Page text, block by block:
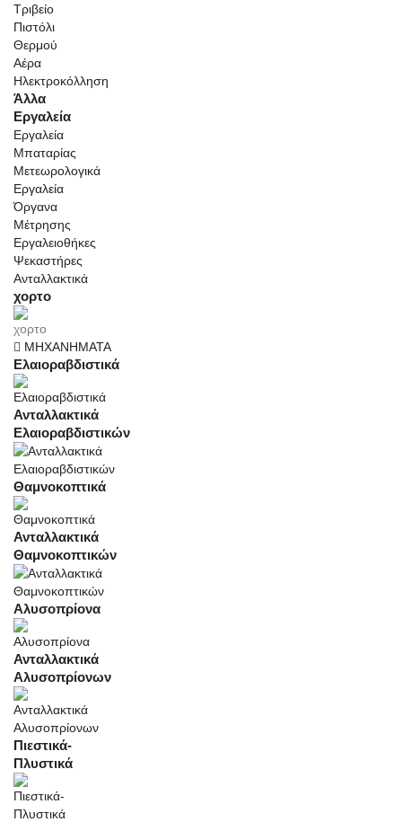
Τριβείο
Πιστόλι
Θερμού
Αέρα
Ηλεκτροκόλληση
Άλλα
Εργαλεία
Εργαλεία
Μπαταρίας
Μετεωρολογικά
Εργαλεία
Όργανα
Μέτρησης
Εργαλειοθήκες
Ψεκαστήρες
Ανταλλακτικά
χορτο
ΜΗΧΑΝΗΜΑΤΑ
Ελαιοραβδιστικά
Ανταλλακτικά
Ελαιοραβδιστικών
Θαμνοκοπτικά
Ανταλλακτικά
Θαμνοκοπτικών
Αλυσοπρίονα
Ανταλλακτικά
Αλυσοπρίονων
Πιεστικά-
Πλυστικά